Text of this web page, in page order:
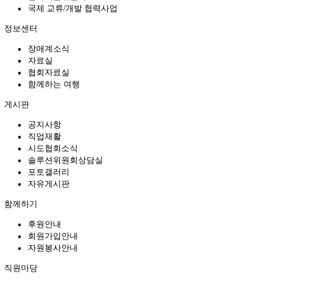
국제 교류/개발 협력사업
정보센터
장애계소식
자료실
협회자료실
함께하는 여행
게시판
공지사항
직업재활
시도협회소식
솔루션위원회상담실
포토갤러리
자유게시판
함께하기
후원안내
회원가입안내
자원봉사안내
직원마당